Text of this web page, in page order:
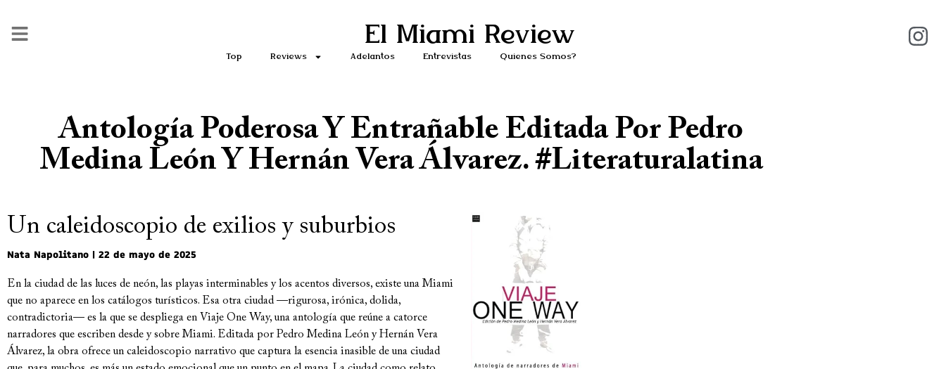
El Miami Review
Top Reviews Adelantos Entrevistas Quiénes Somos?
Antología Poderosa Y Entrañable Editada Por Pedro
Medina León Y Hernán Vera Álvarez. #literaturalatina
Un caleidoscopio de exilios y suburbios
Nata Napolitano 22 de mayo de 2025
En la ciudad de las luces de neón, las playas interminables y los acentos diversos, existe una Miami
que no aparece en los catálogos turísticos. Esa otra ciudad —rigurosa, irónica, dolida,
contradictoria— es la que se despliega en Viaje One Way, una antología que reúne a catorce
narradores que escriben desde y sobre Miami. Editada por Pedro Medina León y Hernán Vera
Álvarez, la obra ofrece un caleidoscopio narrativo que captura la esencia inasible de una ciudad